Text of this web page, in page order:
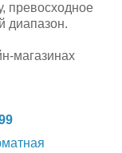
превосходное
диапазон.
магазинах